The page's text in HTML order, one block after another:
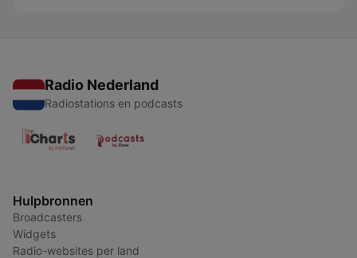
Radio Nederland
Radiostations en podcasts
Hulpbronnen
Broadcasters
Widgets
Radio-websites per land